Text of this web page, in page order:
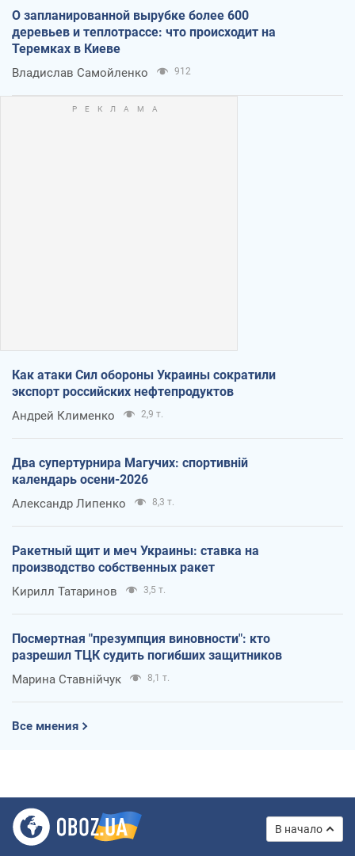
О запланированной вырубке более 600
деревьев и теплотрассе: что происходит на
Теремках в Киеве
Владислав Самойленко 912
Как атаки Сил обороны Украины сократили
экспорт российских нефтепродуктов
Андрей Клименко 2,9 т.
Два супертурнира Магучих: спортивній
календарь осени-2026
Александр Липенко 8,3 т.
Ракетный щит и меч Украины: ставка на
производство собственных ракет
Кирилл Татаринов 3,5 т.
Посмертная "презумпция виновности": кто
разрешил ТЦК судить погибших защитников
Марина Ставнійчук 8,1 т.
Все мнения
В начало